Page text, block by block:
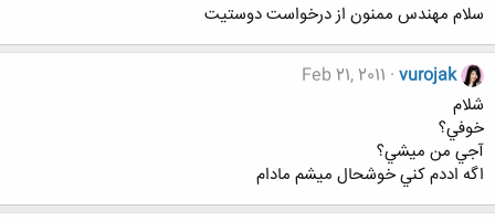
سلام مهندس ممنون از درخواست دوستیت
vurojak
Feb 21, 2011
شلام
خوفي؟
آجي من ميشي؟
اگه اددم كني خوشحال ميشم مادام